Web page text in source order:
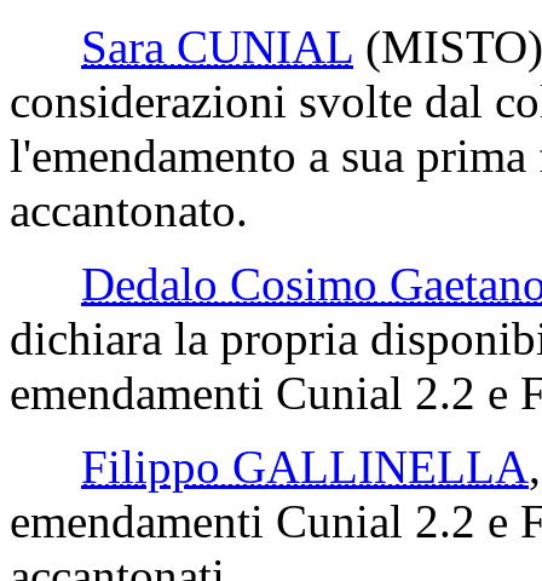
Sara CUNIAL (MISTO)
considerazioni svolte dal
l'emendamento a sua
accantonato.
Dedalo Cosimo
dichiara la propria
emendamenti Cunial 2.2 e
Filippo GALLINELLA
emendamenti Cunial 2.2 e